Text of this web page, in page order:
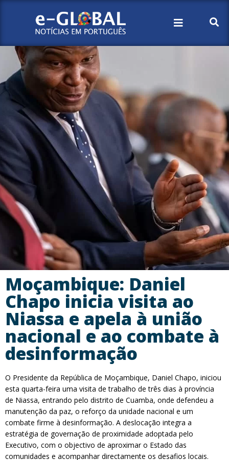
Moçambique: Daniel
Chapo inicia visita ao
Niassa e apela à união
nacional e ao combate à
desinformação
O Presidente da República de Moçambique, Daniel Chapo, iniciou
esta quarta-feira uma visita de trabalho de três dias à província
de Niassa, entrando pelo distrito de Cuamba, onde defendeu a
manutenção da paz, o reforço da unidade nacional e um
combate firme à desinformação. A deslocação integra a
estratégia de governação de proximidade adoptada pelo
Executivo, com o objectivo de aproximar o Estado das
comunidades e acompanhar directamente os desafios locais.